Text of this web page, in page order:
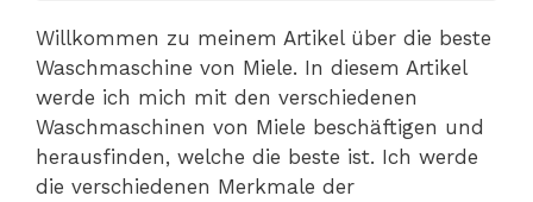
Willkommen zu meinem Artikel über die beste
Waschmaschine von Miele. In diesem Artikel
werde ich mich mit den verschiedenen
Waschmaschinen von Miele beschäftigen und
herausfinden, welche die beste ist. Ich werde
die verschiedenen Merkmale der